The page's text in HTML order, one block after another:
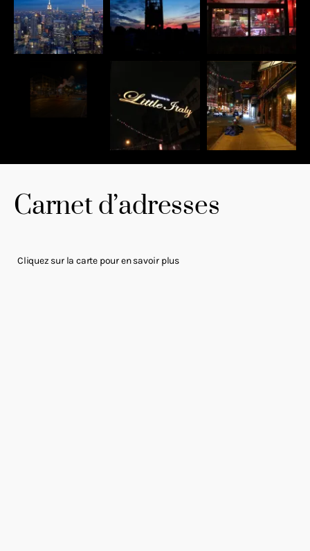
Carnet d’adresses
Cliquez sur la carte pour en savoir plus